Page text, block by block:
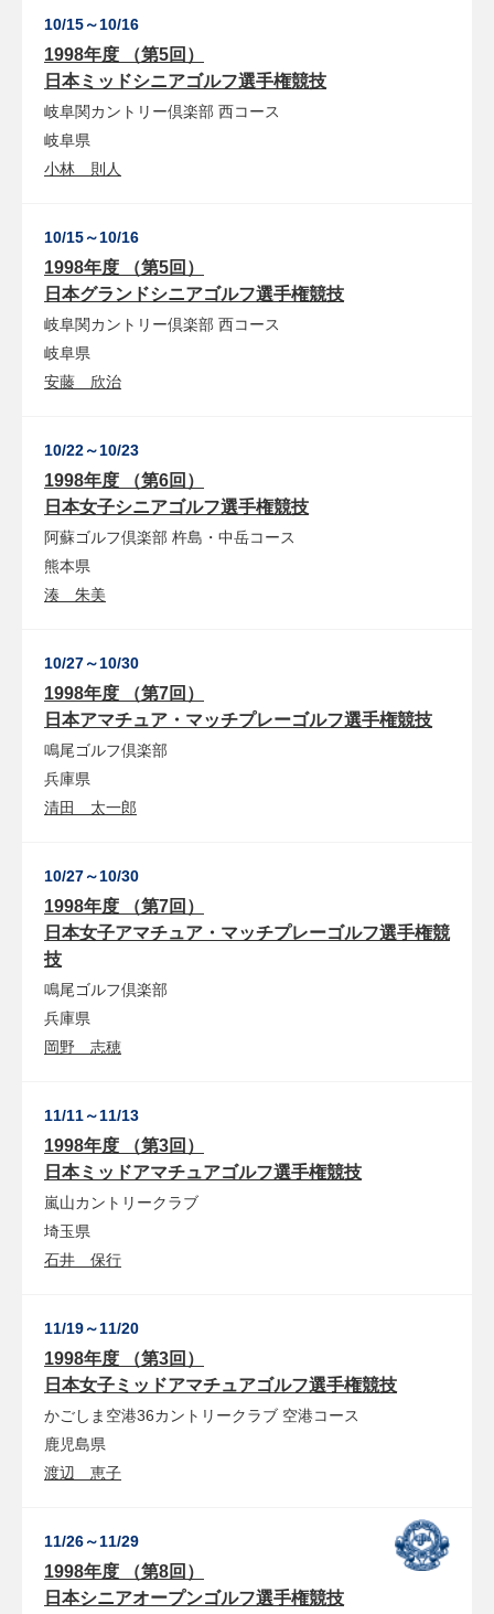
10/15～10/16
1998年度 （第5回）
日本ミッドシニアゴルフ選手権競技
岐阜関カントリー倶楽部 西コース
岐阜県
小林 則人
10/15～10/16
1998年度 （第5回）
日本グランドシニアゴルフ選手権競技
岐阜関カントリー倶楽部 西コース
岐阜県
安藤 欣治
10/22～10/23
1998年度 （第6回）
日本女子シニアゴルフ選手権競技
阿蘇ゴルフ倶楽部 杵島・中岳コース
熊本県
湊 朱美
10/27～10/30
1998年度 （第7回）
日本アマチュア・マッチプレーゴルフ選手権競技
鳴尾ゴルフ倶楽部
兵庫県
清田 太一郎
10/27～10/30
1998年度 （第7回）
日本女子アマチュア・マッチプレーゴルフ選手権競
技
鳴尾ゴルフ倶楽部
兵庫県
岡野 志穂
11/11～11/13
1998年度 （第3回）
日本ミッドアマチュアゴルフ選手権競技
嵐山カントリークラブ
埼玉県
石井 保行
11/19～11/20
1998年度 （第3回）
日本女子ミッドアマチュアゴルフ選手権競技
かごしま空港36カントリークラブ 空港コース
鹿児島県
渡辺 恵子
11/26～11/29
1998年度 （第8回）
日本シニアオープンゴルフ選手権競技